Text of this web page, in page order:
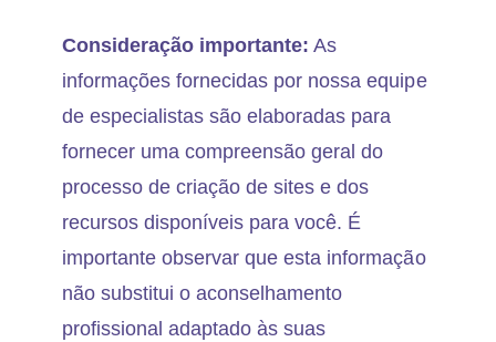
Consideração importante: As
informações fornecidas por nossa equipe
de especialistas são elaboradas para
fornecer uma compreensão geral do
processo de criação de sites e dos
recursos disponíveis para você. É
importante observar que esta informação
não substitui o aconselhamento
profissional adaptado às suas